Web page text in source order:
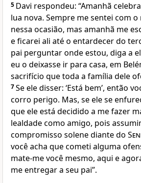
5 Davi respondeu: “Amanhã
lua nova. Sempre me sentei com
nessa ocasião, mas amanhã me
e ficarei ali até o entardecer do
pai perguntar onde estou, diga a
eu o deixasse ir para casa, em
sacrifício que toda a família dele
7Se ele disser: ‘Está bem’, então
corro perigo. Mas, se ele se
que ele está decidido a me fazer
lealdade como amigo, pois
compromisso solene diante do
você acha que cometi alguma
mate-me você mesmo, aqui e
me entregar a seu pai”.